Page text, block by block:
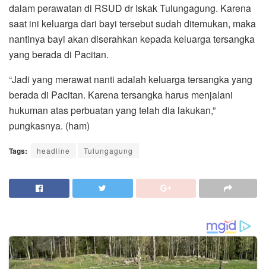
dalam perawatan di RSUD dr Iskak Tulungagung. Karena
saat ini keluarga dari bayi tersebut sudah ditemukan, maka
nantinya bayi akan diserahkan kepada keluarga tersangka
yang berada di Pacitan.
“Jadi yang merawat nanti adalah keluarga tersangka yang
berada di Pacitan. Karena tersangka harus menjalani
hukuman atas perbuatan yang telah dia lakukan,”
pungkasnya. (ham)
Tags: headline Tulungagung